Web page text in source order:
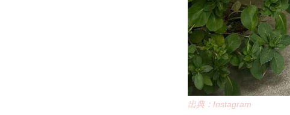
出典：Instagram